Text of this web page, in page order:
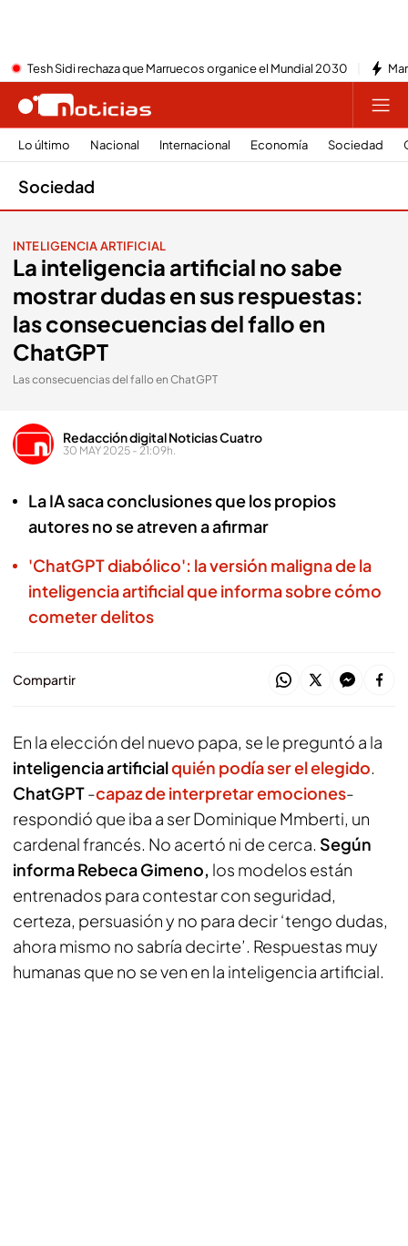
Tesh Sidi rechaza que Marruecos organice el Mundial 2030
Lo último Nacional Internacional Economía Sociedad
Sociedad
INTELIGENCIA ARTIFICIAL
La inteligencia artificial no sabe
mostrar dudas en sus respuestas:
las consecuencias del fallo en
ChatGPT
Las consecuencias del fallo en ChatGPT
Redacción digital Noticias Cuatro
30 MAY 2025 - 21:09h.
La IA saca conclusiones que los propios
autores no se atreven a afirmar
'ChatGPT diabólico': la versión maligna de la
inteligencia artificial que informa sobre cómo
cometer delitos
Compartir
En la elección del nuevo papa, se le preguntó a la
inteligencia artificialquién podía ser el elegido.
ChatGPT-capaz de interpretar emociones-
respondió que iba a ser Dominique Mmberti, un
cardenal francés. No acertó ni de cerca. Según
informa Rebeca Gimeno, los modelos están
entrenados para contestar con seguridad,
certeza, persuasión y no para decir ‘tengo dudas,
ahora mismo no sabría decirte’. Respuestas muy
humanas que no se ven en la inteligencia artificial.